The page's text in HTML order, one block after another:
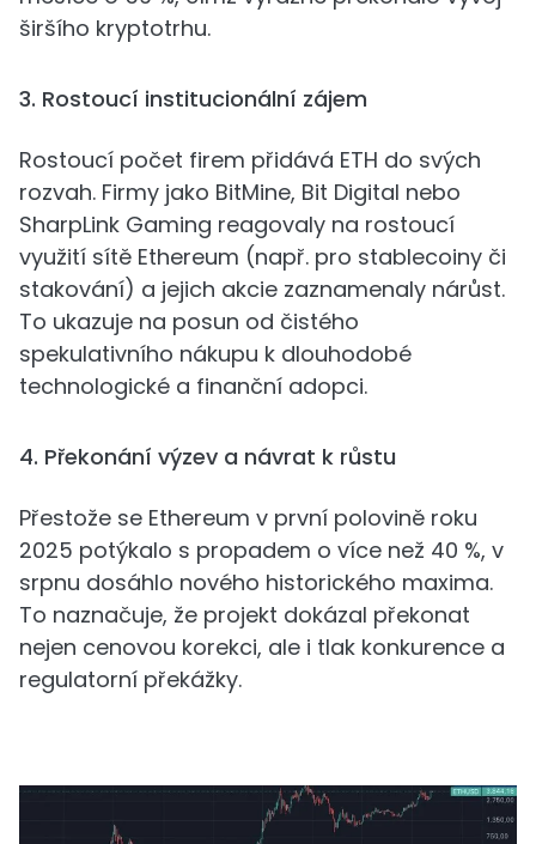
širšího kryptotrhu.
3. Rostoucí institucionální zájem
Rostoucí počet firem přidává ETH do svých
rozvah. Firmy jako BitMine, Bit Digital nebo
SharpLink Gaming reagovaly na rostoucí
využití sítě Ethereum (např. pro stablecoiny či
stakování) a jejich akcie zaznamenaly nárůst.
To ukazuje na posun od čistého
spekulativního nákupu k dlouhodobé
technologické a finanční adopci.
4. Překonání výzev a návrat k růstu
Přestože se Ethereum v první polovině roku
2025 potýkalo s propadem o více než 40 %, v
srpnu dosáhlo nového historického maxima.
To naznačuje, že projekt dokázal překonat
nejen cenovou korekci, ale i tlak konkurence a
regulatorní překážky.